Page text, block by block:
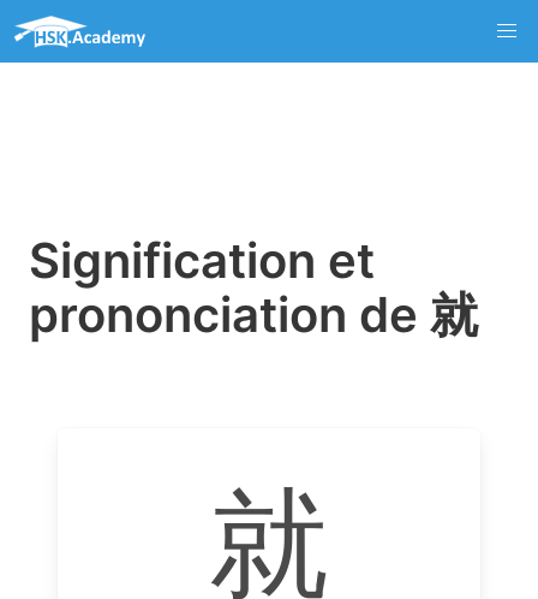
Signification et
prononciation de 就
就